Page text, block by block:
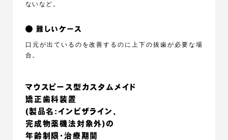
ないなど。
難しいケース
口元が出ているのを改善するのに上下の抜歯が必要な場
合。
マウスピース型カスタムメイド
矯正歯科装置
(製品名:インビザライン、
完成物薬機法対象外)の
年齢制限・治療期間